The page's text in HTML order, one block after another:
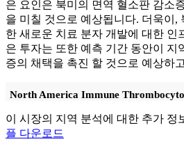
은 요인은 북미의 면역 혈소판 감소
을 미칠 것으로 예상됩니다. 더욱이,
한 새로운 치료 분자 개발에 대한 인
은 투자는 또한 예측 기간 동안이 지
증의 채택을 촉진 할 것으로 예상하
North America Immune
이 시장의 지역 분석에 대한 추가 정
플 다운로드